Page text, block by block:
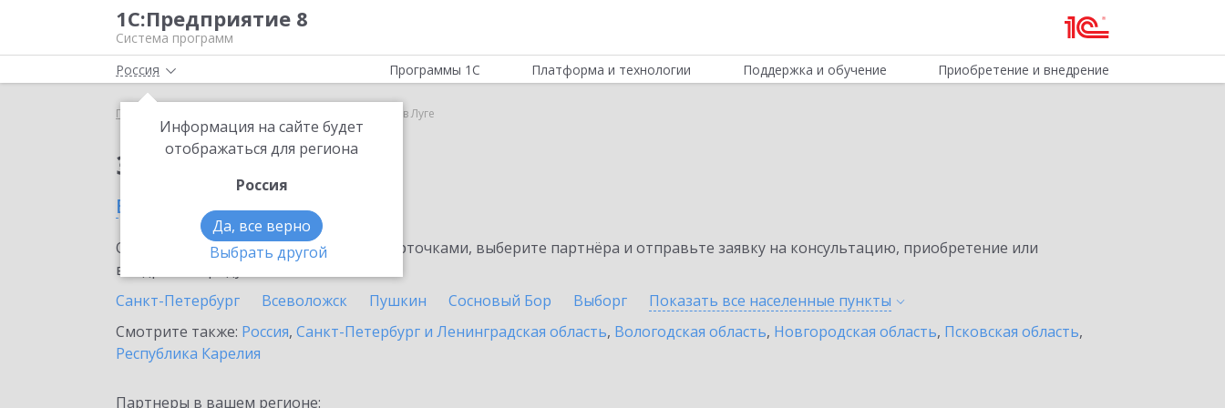
1С:Предприятие 8
Система программ
Россия
Информация на сайте будет
отображаться для региона
Россия
Да, все верно
Выбрать другой
Программы 1С Платформа и технологии Поддержка и обучение Приобретение и внедрение
Главная 1С:Лизинг в Луге
Заказать 1С:Лизинг
в Луге
Ознакомьтесь с информационными карточками, выберите партнёра и отправьте заявку на консультацию, приобретение или
внедрение продукта.
Санкт-Петербург
Всеволожск Пушкин Сосновый Бор Выборг Показать все населенные пункты
Смотрите также: Россия, Санкт-Петербург и Ленинградская область, Вологодская область, Новгородская область, Псковская область,
Республика Карелия
Партнеры в вашем регионе: